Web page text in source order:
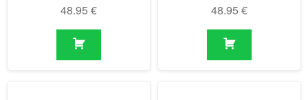
48.95 € 48.95 €